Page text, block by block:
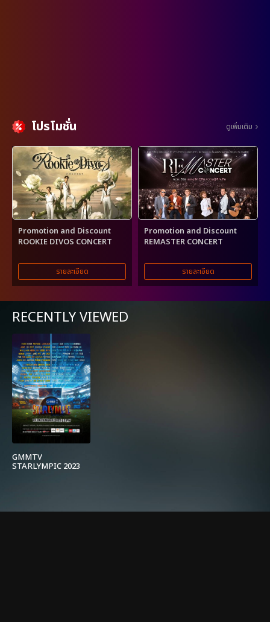
โปรโมชั่น ดูเพิ่มเติม
Promotion and Discount
ROOKIE DIVOS CONCERT
รายละเอียด
Promotion and Discount
REMASTER CONCERT
รายละเอียด
RECENTLY VIEWED
GMMTV
STARLYMPIC 2023